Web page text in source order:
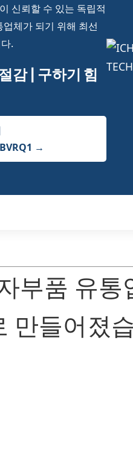
신뢰할 수 있는 독립적
체가 되기 위해 최선
.
감 | 구하기 힘
→
부품 유
만들어졌